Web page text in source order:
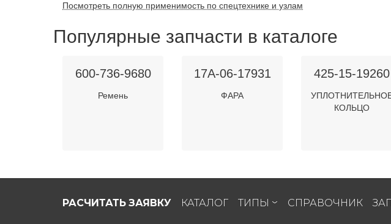
Посмотреть полную применимость по спецтехнике и узлам
Популярные запчасти в каталоге
600-736-9680
Ремень
17A-06-17931
ФАРА
425-15-19260
КОЛЬЦО
РАСЧИТАТЬ ЗАЯВКУ КАТАЛОГ ТИПЫ СПРАВОЧНИК